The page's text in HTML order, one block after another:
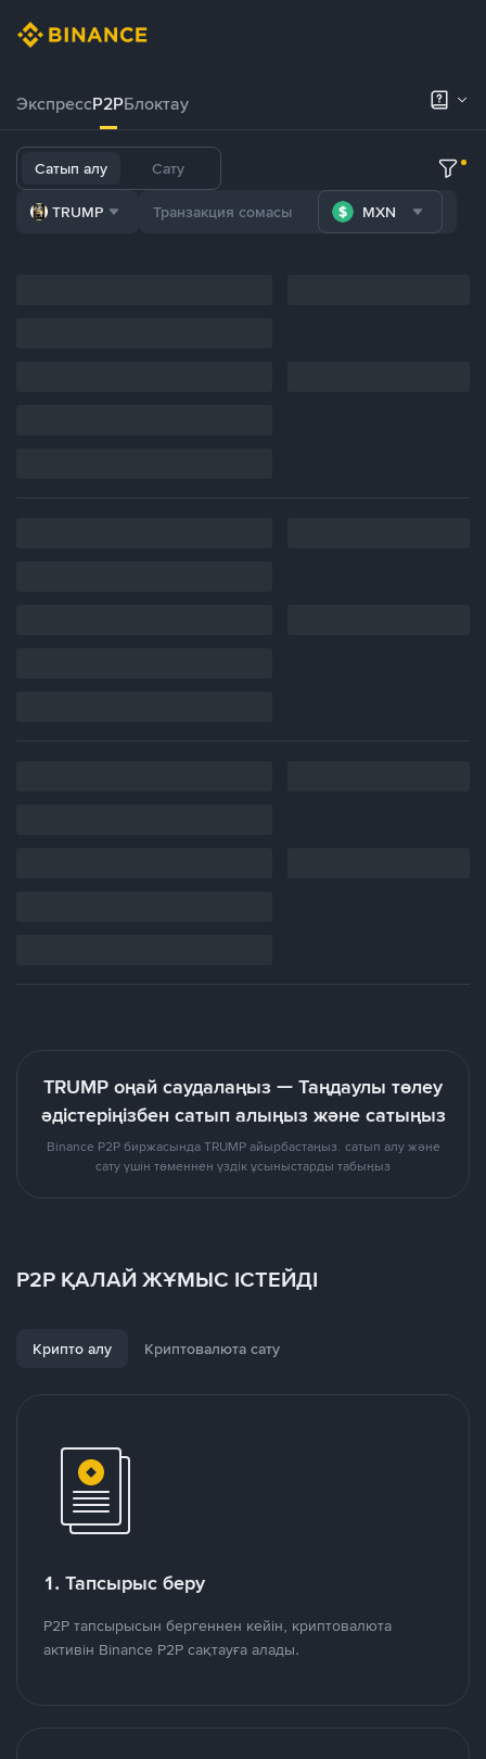
ЭкспрессP2PБлоктау
Сатып алу Сату
TRUMP MXN
TRUMP оңай саудалаңыз — Таңдаулы төлеу
әдістеріңізбен сатып алыңыз және сатыңыз
Binance P2P биржасында TRUMP айырбастаңыз. сатып алу және
сату үшін төменнен үздік ұсыныстарды табыңыз
P2P ҚАЛАЙ ЖҰМЫС ІСТЕЙДІ
Крипто алу Криптовалюта сату
1. Тапсырыс беру
P2P тапсырысын бергеннен кейін, криптовалюта
активін Binance P2P сақтауға алады.